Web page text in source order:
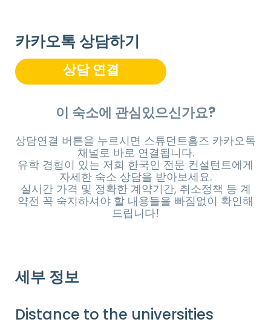
카카오톡 상담하기
상담 연결
이 숙소에 관심있으신가요?
상담연결 버튼을 누르시면 스튜던트홈즈 카카오톡
채널로 바로 연결됩니다.
유학 경험이 있는 저희 한국인 전문 컨설턴트에게
자세한 숙소 상담을 받아보세요.
실시간 가격 및 정확한 계약기간, 취소정책 등 계
약전 꼭 숙지하셔야 할 내용들을 빠짐없이 확인해
드립니다!
세부 정보
Distance to the universities